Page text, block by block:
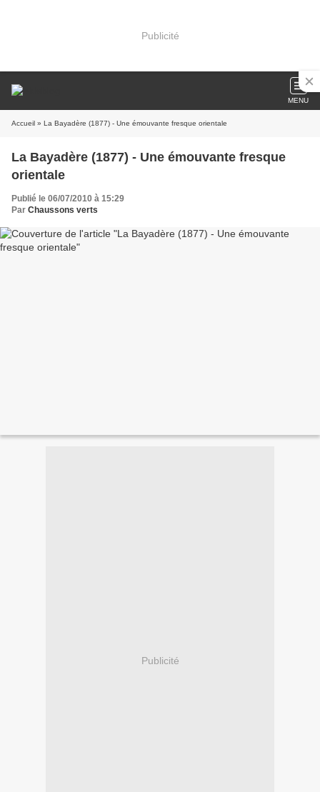
Publicité
MENU
Accueil » La Bayadère (1877) - Une émouvante fresque orientale
La Bayadère (1877) - Une émouvante fresque
orientale
Publié le 06/07/2010 à 15:29
Par Chaussons verts
Publicité